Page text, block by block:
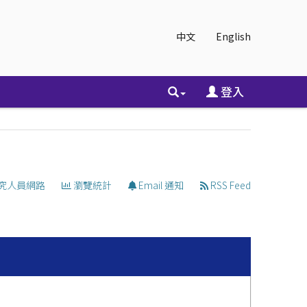
中文 English
登入
人員網路 瀏覽統計 Email 通知 RSS Feed